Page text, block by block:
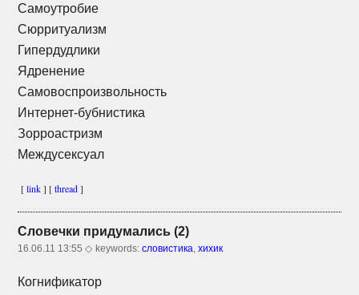
Самоутробие
Сюрритуализм
Гипердудлики
Ядренение
Самовоспроизвольность
Интернет-бубнистика
Зорроастризм
Междусексуал
[link] [thread]
Словечки придумались (2)
16.06.11 13:55 ◇ keywords:словистика,хихик
Когнификатор